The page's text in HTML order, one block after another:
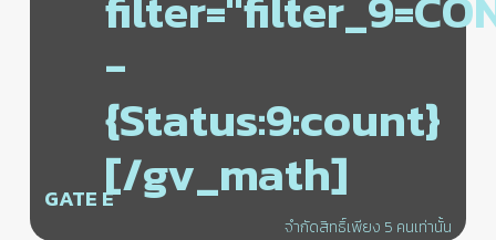
-
{Status:9:count}
[/gv_math]
GATE E
จำกัดสิทธิ์เพียง 5 คนเท่านั้น